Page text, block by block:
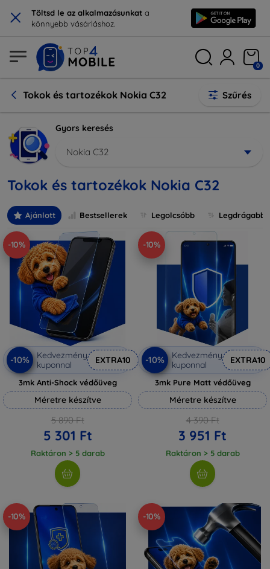
× Töltsd le az alkalmazásunkat a
könnyebb vásárláshoz.
0
Tokok és tartozékok Nokia C32 Szűrés
Gyors keresés
Nokia C32
Tokok és tartozékok Nokia C32
Ajánlott Bestsellerek Legolcsóbb Legdrágabb
-10%
-10%
Kedvezmény
kuponnal
EXTRA10
3mk Anti-Shock védőüveg
Méretre készítve
5 890 Ft
5 301 Ft
Raktáron > 5 darab
-10%
-10%
Kedvezmény
kuponnal
EXTRA10
3mk Pure Matt védőüveg
Méretre készítve
4 390 Ft
3 951 Ft
Raktáron > 5 darab
-10% -10%